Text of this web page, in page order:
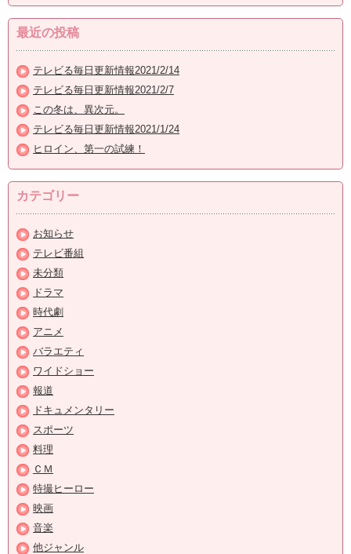
最近の投稿
テレビる毎日更新情報2021/2/14
テレビる毎日更新情報2021/2/7
この冬は、異次元。
テレビる毎日更新情報2021/1/24
ヒロイン、第一の試練！
カテゴリー
お知らせ
テレビ番組
未分類
ドラマ
時代劇
アニメ
バラエティ
ワイドショー
報道
ドキュメンタリー
スポーツ
料理
ＣＭ
特撮ヒーロー
映画
音楽
他ジャンル